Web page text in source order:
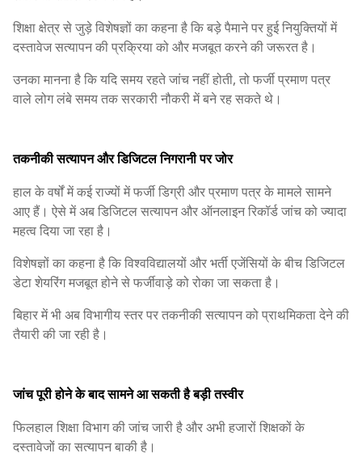
शिक्षा क्षेत्र से जुड़े विशेषज्ञों का कहना है कि बड़े पैमाने पर हुई नियुक्तियों में
दस्तावेज सत्यापन की प्रक्रिया को और मजबूत करने की जरूरत है।
उनका मानना है कि यदि समय रहते जांच नहीं होती, तो फर्जी प्रमाण पत्र
वाले लोग लंबे समय तक सरकारी नौकरी में बने रह सकते थे।
तकनीकी सत्यापन और डिजिटल निगरानी पर जोर
हाल के वर्षों में कई राज्यों में फर्जी डिग्री और प्रमाण पत्र के मामले सामने
आए हैं। ऐसे में अब डिजिटल सत्यापन और ऑनलाइन रिकॉर्ड जांच को ज्यादा
महत्व दिया जा रहा है।
विशेषज्ञों का कहना है कि विश्वविद्यालयों और भर्ती एजेंसियों के बीच डिजिटल
डेटा शेयरिंग मजबूत होने से फर्जीवाड़े को रोका जा सकता है।
बिहार में भी अब विभागीय स्तर पर तकनीकी सत्यापन को प्राथमिकता देने की
तैयारी की जा रही है।
जांच पूरी होने के बाद सामने आ सकती है बड़ी तस्वीर
फिलहाल शिक्षा विभाग की जांच जारी है और अभी हजारों शिक्षकों के
दस्तावेजों का सत्यापन बाकी है।